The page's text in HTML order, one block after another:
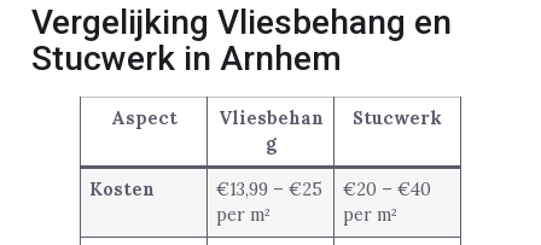
Vergelijking Vliesbehang en
Stucwerk in Arnhem
Aspect
Vliesbehan
g
Stucwerk
Kosten
€13,99 – €25
per m²
€20 – €40
per m²